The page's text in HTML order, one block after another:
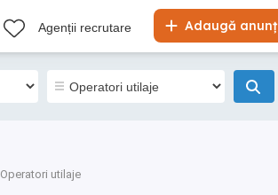
Adaugă anunț
Agenții recrutare
Operatori utilaje